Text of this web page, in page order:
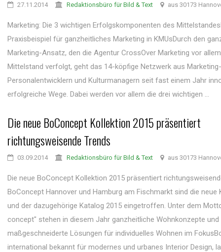
27.11.2014 Redaktionsbüro für Bild & Text aus 30173
Marketing: Die 3 wichtigen Erfolgskomponenten des
Praxisbeispiel für ganzheitliches Marketing in KMUsDurch den
Marketing-Ansatz, den die Agentur CrossOver Marketing vor
Mittelstand verfolgt, geht das 14-köpfige Netzwerk aus
Personalentwicklern und Kulturmanagern seit fast einem Jahr
erfolgreiche Wege. Dabei werden vor allem die drei wichtigen ...
Die neue BoConcept Kollektion 2015 präsentiert
richtungsweisende Trends
03.09.2014 Redaktionsbüro für Bild & Text aus 30173
Die neue BoConcept Kollektion 2015 präsentiert
BoConcept Hannover und Hamburg am Fischmarkt sind die neue
und der dazugehörige Katalog 2015 eingetroffen. Unter dem
concept" stehen in diesem Jahr ganzheitliche Wohnkonzepte und
maßgeschneiderte Lösungen für individuelles Wohnen im
international bekannt für modernes und urbanes Interior Design,